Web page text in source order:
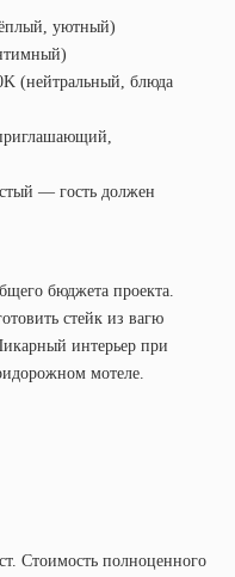
уютный)
(нейтральный, блюда
— гость должен
бюджета проекта.
стейк из вагю
интерьер при
мотеле.
Стоимость полноценного